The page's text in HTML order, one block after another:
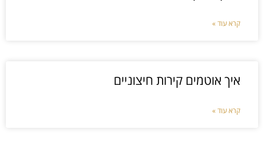
קרא עוד »
איך אוטמים קירות חיצוניים
קרא עוד »